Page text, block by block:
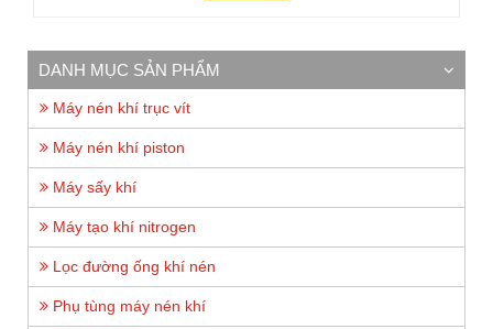
DANH MỤC SẢN PHẨM
Máy nén khí trục vít
Máy nén khí piston
Máy sấy khí
Máy tạo khí nitrogen
Lọc đường ống khí nén
Phụ tùng máy nén khí